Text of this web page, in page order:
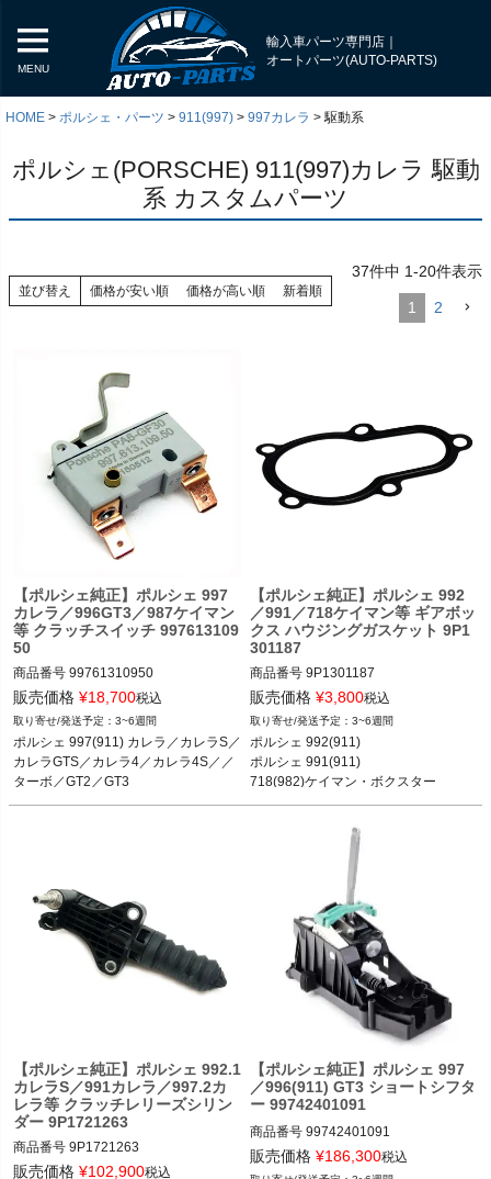
MENU
輸入車パーツ専門店｜
オートパーツ(AUTO-PARTS)
HOME ポルシェ・パーツ 911(997) 997カレラ 駆動系
ポルシェ(PORSCHE) 911(997)カレラ 駆動
系 カスタムパーツ
並び替え 価格が安い順 価格が高い順 新着順
37件中 1-20件表示
1 2
【ポルシェ純正】ポルシェ 997
カレラ／996GT3／987ケイマン
等 クラッチスイッチ 997613109
50
商品番号 99761310950
ポルシェ 997(911) カレラ／カレラS／
カレラGTS／カレラ4／カレラ4S／カ
レラ4GTS／ターボ／GT2／GT2RS／
GT3／GT3 RS 05-12
ポルシェ 996.2(911) GT3／GT3RS／
ポルシェ 987ボクスター ボクスター／
販売価格 ¥18,700税込
3~6週間
ポルシェ 997(911) カレラ／カレラS／
カレラGTS／カレラ4／カレラ4S／／
ターボ／GT2／GT3
【ポルシェ純正】ポルシェ 992
／991／718ケイマン等 ギアボッ
クス ハウジングガスケット 9P1
301187
商品番号 9P1301187
ポルシェ 992(911) カレラ／カレラS／
カレラ4／カレラ4S／ターボ／ターボ
S／GT3 18-
ポルシェ 991(911) カレラ／カレラS／
カレラ4／カレラ4S／ターボ／ターボ
S／GT3／GT3 RS／GT2 RS 11-19
ポルシェ 997.2(911) カレラ／カレラS
／カレラGTS／カレラ4／カレラ4S／
カレラ4GTS／ターボ／ターボS／GT2
／GT2RS／GT3／GT3 RS 08-11
ポルシェ 718(982)ケイマン ケイマン
／ケイマンS／ケイマンGTS／ケイマ
ンGT4／ケイマンGT4 RS 16-
ポルシェ 718(982)ボクスター ボクス
ター／ボクスターS／ボクスターGTS
ポルシェ 981ケイマン ケイマン／ケイ
マンS／GT4 12-16
ポルシェ 981ボクスター ボクスター／
ボクスターS 12-16
ポルシェ 987.2ケイマン ケイマン／ケ
イマンS／ケイマンR 09-12
ポルシェ 987.2ボクスター ボクスター
販売価格 ¥3,800税込
3~6週間
ポルシェ 992(911)
ポルシェ 991(911)
718(982)ケイマン・ボクスター
【ポルシェ純正】ポルシェ 992.1
カレラS／991カレラ／997.2カ
レラ等 クラッチレリーズシリン
ダー 9P1721263
商品番号 9P1721263
販売価格 ¥102,900税込
【ポルシェ純正】ポルシェ 997
／996(911) GT3 ショートシフタ
ー 99742401091
商品番号 99742401091
ポルシェ 997(911) 04-11
販売価格 ¥186,300税込